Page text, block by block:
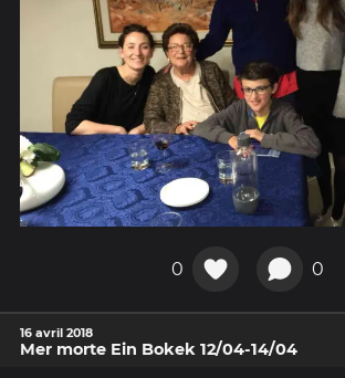
0 0
16 avril 2018
Mer morte Ein Bokek 12/04-14/04